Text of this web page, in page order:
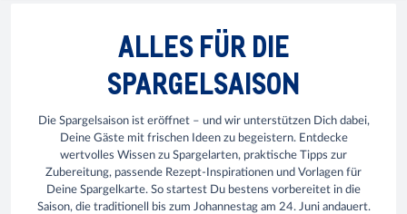
ALLES FÜR DIE
SPARGELSAISON
Die Spargelsaison ist eröffnet – und wir unterstützen Dich dabei,
Deine Gäste mit frischen Ideen zu begeistern. Entdecke
wertvolles Wissen zu Spargelarten, praktische Tipps zur
Zubereitung, passende Rezept-Inspirationen und Vorlagen für
Deine Spargelkarte. So startest Du bestens vorbereitet in die
Saison, die traditionell bis zum Johannestag am 24. Juni andauert.